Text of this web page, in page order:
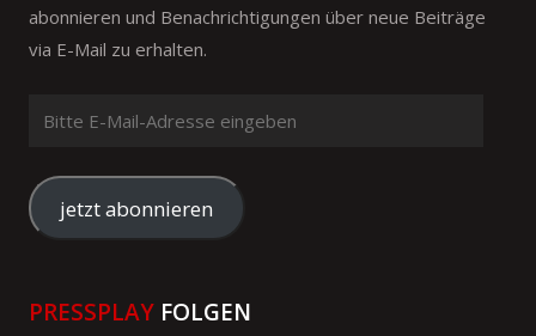
abonnieren und Benachrichtigungen über neue Beiträge
via E-Mail zu erhalten.
Mail-
Adresse
eingeben
jetzt abonnieren
PRESSPLAY FOLGEN